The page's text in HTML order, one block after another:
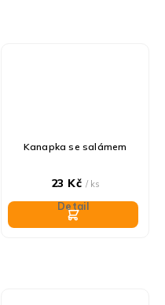
Kanapka se salámem
23 Kč / ks
Detail